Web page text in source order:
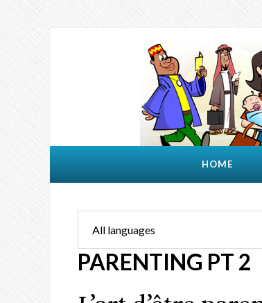
HOME
PARENTING PT 2